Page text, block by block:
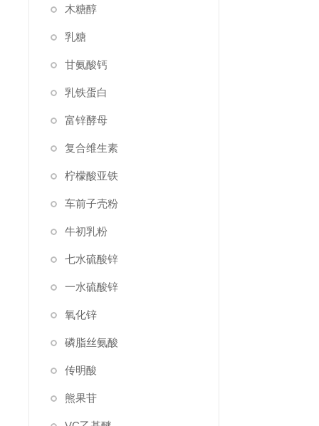
木糖醇
乳糖
甘氨酸钙
乳铁蛋白
富锌酵母
复合维生素
柠檬酸亚铁
车前子壳粉
牛初乳粉
七水硫酸锌
一水硫酸锌
氧化锌
磷脂丝氨酸
传明酸
熊果苷